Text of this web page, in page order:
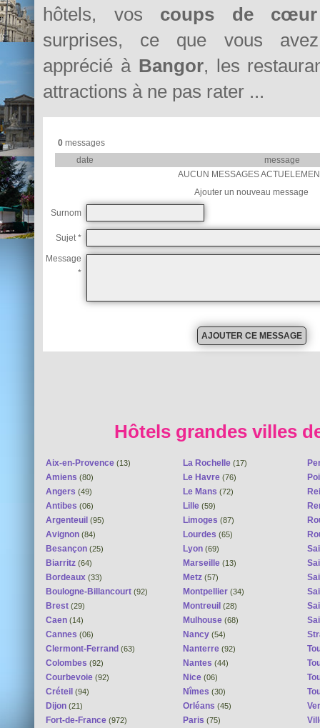
hôtels, vos coups de cœur
surprises, ce que vous avez
apprécié à Bangor, les
attractions à ne pas rater ...
0messages
date
message
AUCUN MESSAGES
Ajouter un nouveau message
Surnom
Sujet *
Message
*
Hôtels grandes villes
Aix-en-Provence (13)
Amiens (80)
Angers (49)
Antibes (06)
Argenteuil (95)
Avignon (84)
Besançon (25)
Biarritz (64)
Bordeaux (33)
Boulogne-Billancourt (92)
Brest (29)
Caen (14)
Cannes (06)
Clermont-Ferrand (63)
Colombes (92)
Courbevoie (92)
Créteil (94)
Dijon (21)
Fort-de-France (972)
La Rochelle (17)
Le Havre (76)
Le Mans (72)
Lille (59)
Limoges (87)
Lourdes (65)
Lyon (69)
Marseille (13)
Metz (57)
Montpellier (34)
Montreuil (28)
Mulhouse (68)
Nancy (54)
Nanterre (92)
Nantes (44)
Nice (06)
Nîmes (30)
Orléans (45)
Paris (75)